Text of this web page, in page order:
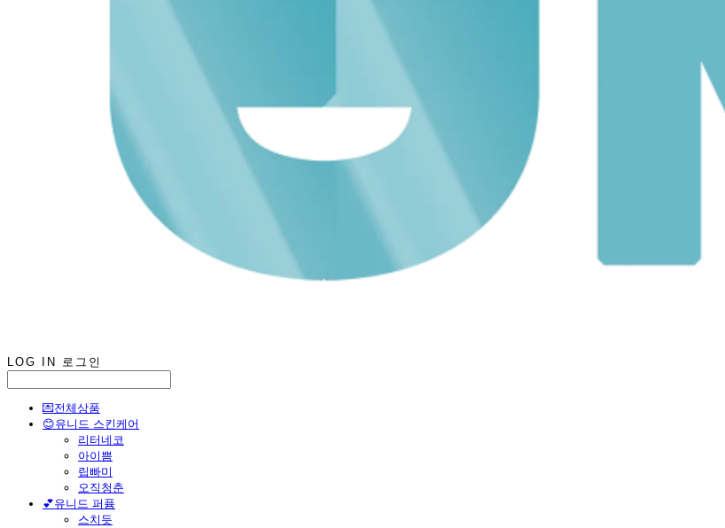
LOG IN 로그인
💌전체상품
😊유니드 스킨케어
리터네코
아이쁨
립빠미
오직청춘
💕유니드 퍼퓸
스치듯